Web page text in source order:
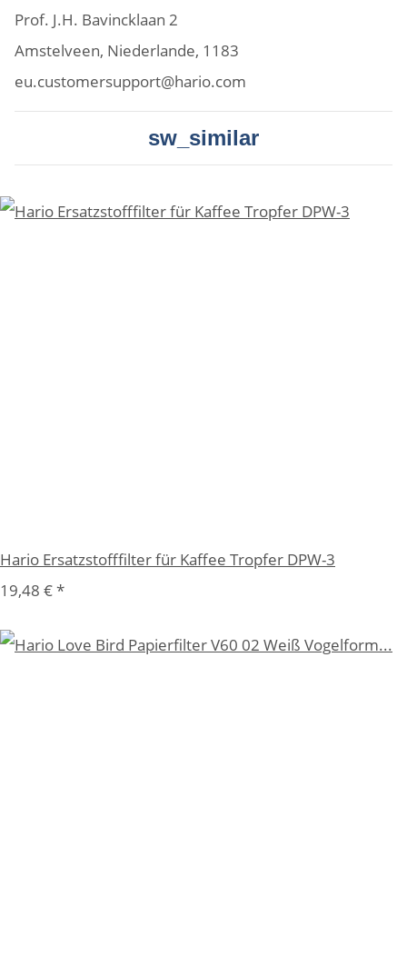
Prof. J.H. Bavincklaan 2
Amstelveen, Niederlande, 1183
eu.customersupport@hario.com
sw_similar
Hario Ersatzstofffilter für Kaffee Tropfer DPW-3
19,48 €*